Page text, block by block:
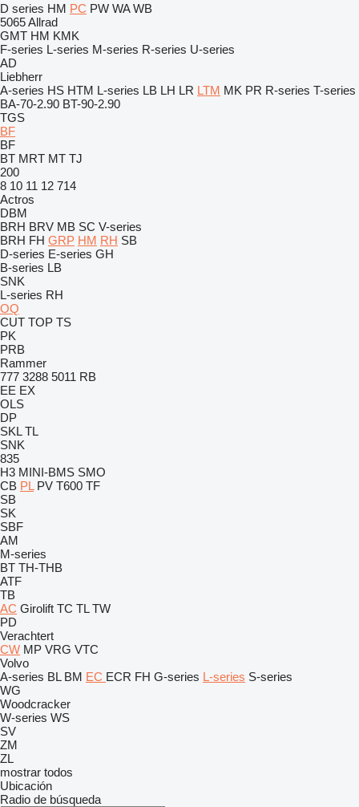
D series HM PC PW WA WB
5065Allrad
GMT HM KMK
F-series L-series M-series R-series U-series
AD
Liebherr
A-series HS HTM L-series LB LH LR LTM MK PR R-series T-series
BA-70-2.90 BT-90-2.90
TGS
BF
BF
BT MRT MT TJ
200
8 10 11 12 714
Actros
DBM
BRH BRV MB SC V-series
BRH FH GRP HM RH SB
D-series E-series GH
B-series LB
SNK
L-series RH
OQ
CUT TOP TS
PK
PRB
Rammer
777 3288 5011 RB
EE EX
OLS
DP
SKL TL
SNK
835
H3 MINI-BMS SMO
CB PL PV T600 TF
SB
SK
SBF
AM
M-series
BT TH-THB
ATF
TB
AC Girolift TC TL TW
PD
Verachtert
CW MP VRG VTC
Volvo
A-series BL BM EC ECR FH G-series L-series S-series
WG
Woodcracker
W-series WS
SV
ZM
ZL
mostrar todos
Ubicación
Radio de búsqueda